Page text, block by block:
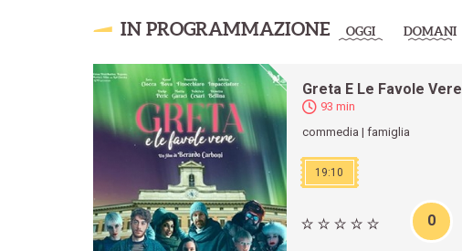
IN PROGRAMMAZIONE OGGI DOMANI
Greta E Le Favole Vere
93 min
commedia | famiglia
19:10
0